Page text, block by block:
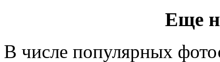
Еще
В числе популярных